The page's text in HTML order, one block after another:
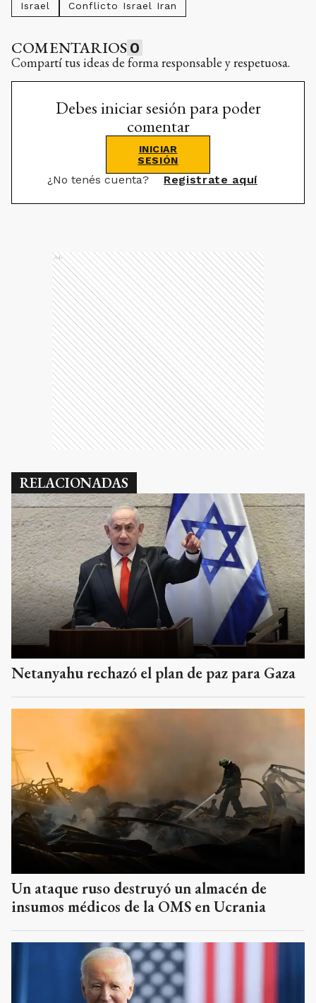
Israel Conflicto Israel Iran
COMENTARIOS 0
Compartí tus ideas de forma responsable y respetuosa.
Debes iniciar sesión para poder
comentar
INICIAR
SESIÓN
¿No tenés cuenta? Registrate aquí
Ads
RELACIONADAS
Netanyahu rechazó el plan de paz para Gaza
Un ataque ruso destruyó un almacén de
insumos médicos de la OMS en Ucrania